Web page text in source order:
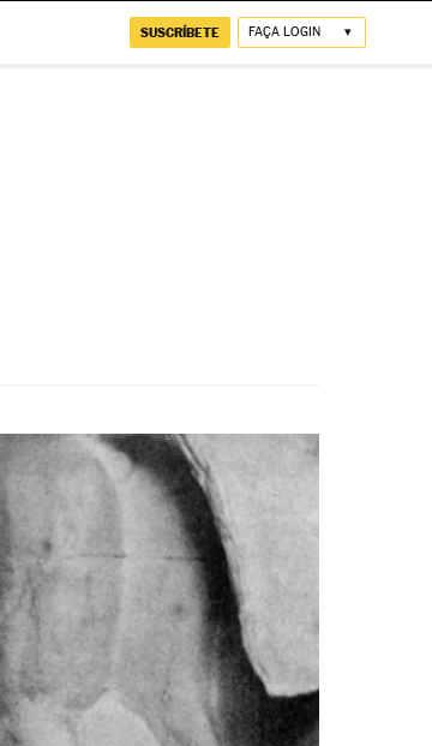
SUSCRÍBETE FAÇA LOGIN